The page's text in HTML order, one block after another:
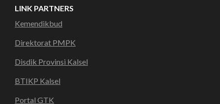
LINK PARTNERS
Kemendikbud
Direktorat PMPK
Disdik Provinsi Kalsel
BTIKP Kalsel
Portal GTK